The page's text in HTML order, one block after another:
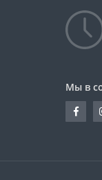
Мы в